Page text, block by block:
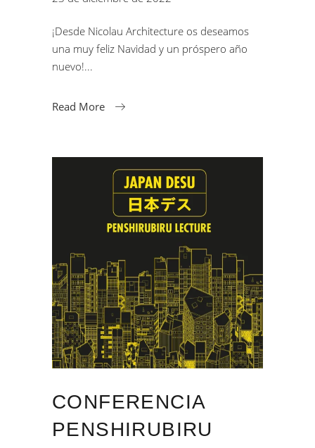
¡Desde Nicolau Architecture os deseamos
una muy feliz Navidad y un próspero año
nuevo!
Read More
CONFERENCIA
PENSHIRUBIRU